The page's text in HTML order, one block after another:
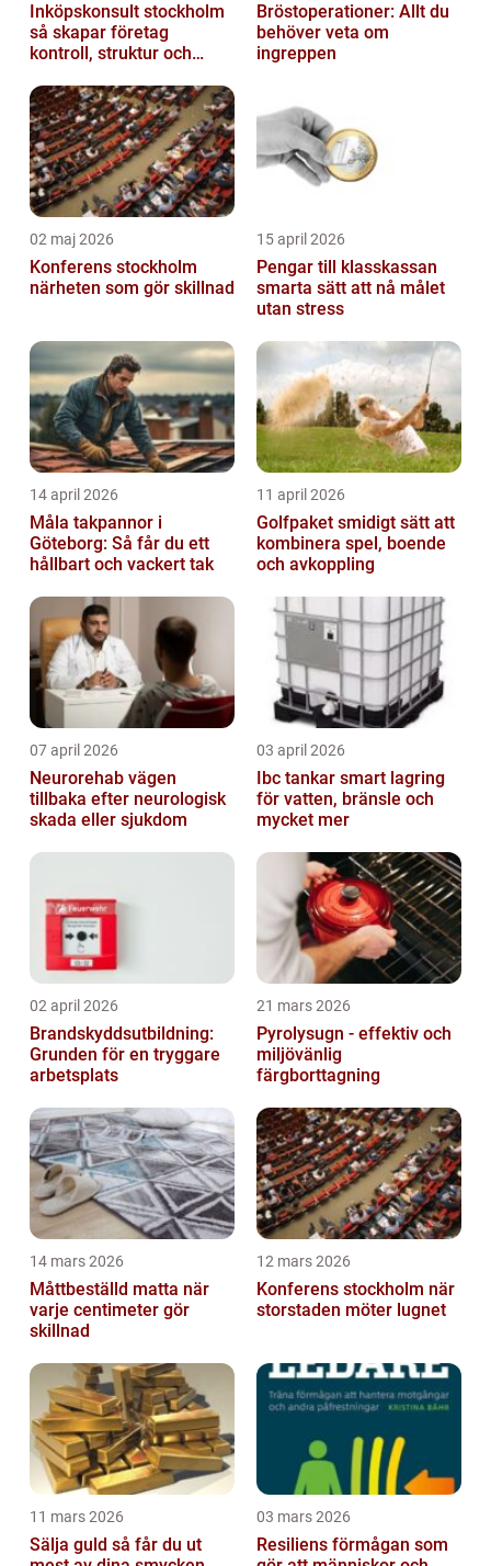
Inköpskonsult stockholm
så skapar företag
kontroll, struktur och
Bröstoperationer: Allt du
behöver veta om
ingreppen
02 maj 2026
Konferens stockholm
närheten som gör skillnad
15 april 2026
Pengar till klasskassan
smarta sätt att nå målet
utan stress
14 april 2026
Måla takpannor i
Göteborg: Så får du ett
hållbart och vackert tak
11 april 2026
Golfpaket smidigt sätt att
kombinera spel, boende
och avkoppling
07 april 2026
Neurorehab vägen
tillbaka efter neurologisk
skada eller sjukdom
03 april 2026
Ibc tankar smart lagring
för vatten, bränsle och
mycket mer
02 april 2026
Brandskyddsutbildning:
Grunden för en tryggare
arbetsplats
21 mars 2026
Pyrolysugn - effektiv och
miljövänlig
färgborttagning
14 mars 2026
Måttbeställd matta när
varje centimeter gör
skillnad
12 mars 2026
Konferens stockholm när
storstaden möter lugnet
11 mars 2026
Sälja guld så får du ut
03 mars 2026
Resiliens förmågan som